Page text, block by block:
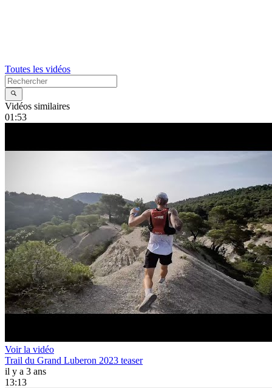
Toutes les vidéos
Vidéos similaires
01:53
Voir la vidéo
Trail du Grand Luberon 2023 teaser
il y a 3 ans
13:13